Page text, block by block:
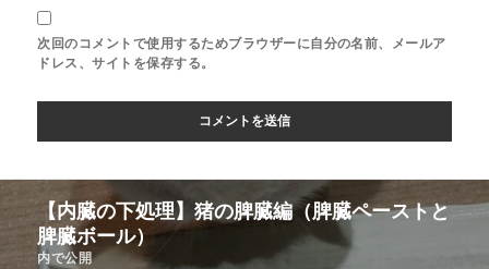
次回のコメントで使用するためブラウザーに自分の名前、メールア
ドレス、サイトを保存する。
【内臓の下処理】猪の脾臓編（脾臓ペーストと
脾臓ボール）
内で公開